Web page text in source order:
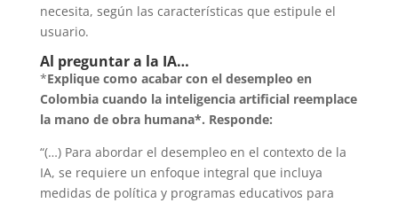
necesita, según las características que estipule el
usuario.
Al preguntar a la IA…
*Explique como acabar con el desempleo en
Colombia cuando la inteligencia artificial reemplace
la mano de obra humana*. Responde:
“(…) Para abordar el desempleo en el contexto de la
IA, se requiere un enfoque integral que incluya
medidas de política y programas educativos para